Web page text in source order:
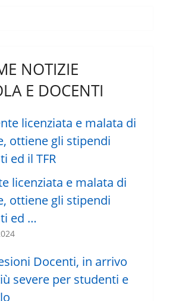
NOTIZIE
E DOCENTI
licenziata e malata di
ottiene gli stipendi
ed …